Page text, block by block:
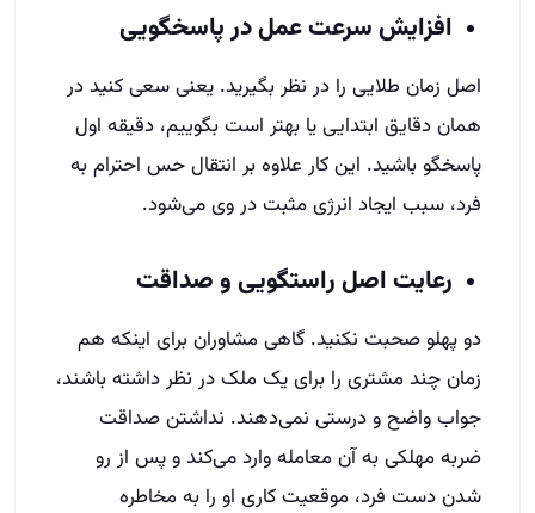
افزایش سرعت عمل در پاسخگویی
اصل زمان طلایی را در نظر بگیرید. یعنی سعی کنید در
همان دقایق ابتدایی یا بهتر است بگوییم، دقیقه اول
پاسخگو باشید. این کار علاوه بر انتقال حس احترام به
فرد، سبب ایجاد انرژی مثبت در وی می‌شود.
رعایت اصل راستگویی و صداقت
دو پهلو صحبت نکنید. گاهی مشاوران برای اینکه هم
زمان چند مشتری را برای یک ملک در نظر داشته باشند،
جواب واضح و درستی نمی‌دهند. نداشتن صداقت
ضربه مهلکی به آن معامله وارد می‌کند و پس از رو
شدن دست فرد، موقعیت کاری او را به مخاطره